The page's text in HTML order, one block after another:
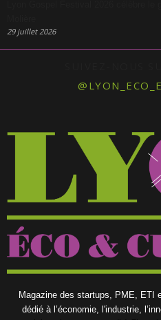
29 juillet 2026
Magazine des startups, PME, ETI
dédié à l’économie, l'industrie,